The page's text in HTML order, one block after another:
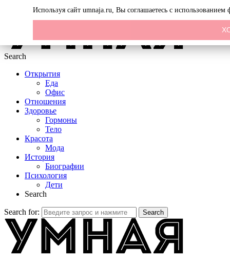
Search
Открытия
Еда
Офис
Отношения
Здоровье
Гормоны
Тело
Красота
Мода
История
Биографии
Психология
Дети
Search
Search for: Search
Используя сайт umnaja.ru, Вы соглашаетесь с использованием